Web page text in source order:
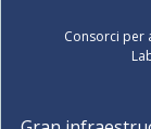
Consorci per